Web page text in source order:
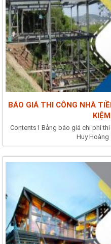
BÁO GIÁ THI CÔNG NHÀ
KIỆM
Contents1 Bảng báo giá chi phí
Huy Hoàng